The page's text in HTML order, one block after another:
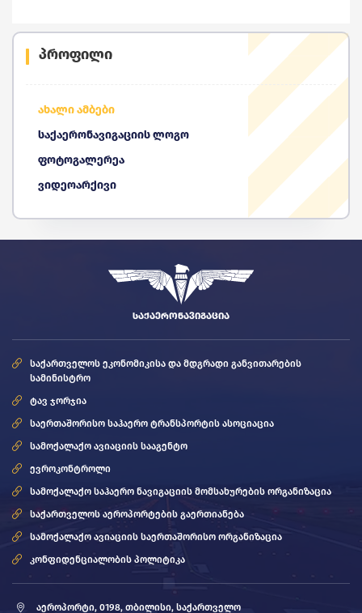
პროფილი
ახალი ამბები
საქაერონავიგაციის ლოგო
ფოტოგალერეა
ვიდეოარქივი
ᲡᲐᲥᲐᲔᲠᲝᲜᲐᲕᲘᲒᲐᲪᲘᲐ
საქართველოს ეკონომიკისა და მდგრადი განვითარების
სამინისტრო
ტავ ჯორჯია
საერთაშორისო საჰაერო ტრანსპორტის ასოციაცია
სამოქალაქო ავიაციის სააგენტო
ევროკონტროლი
სამოქალაქო საჰაერო ნავიგაციის მომსახურების ორგანიზაცია
საქართველოს აეროპორტების გაერთიანება
სამოქალაქო ავიაციის საერთაშორისო ორგანიზაცია
კონფიდენციალობის პოლიტიკა
აეროპორტი, 0198, თბილისი, საქართველო